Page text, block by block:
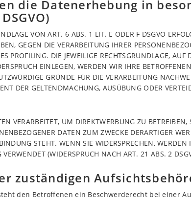
die Datenerhebung in
VON ART. 6 ABS. 1 LIT. E ODER F DSGVO
GEGEN DIE VERARBEITUNG IHRER
PROFILING. DIE JEWEILIGE RECHTSGRUNDLAGE,
EINLEGEN, WERDEN WIR IHRE
GRÜNDE FÜR DIE VERARBEITUNG
DER GELTENDMACHUNG, AUSÜBUNG ODER
VERARBEITET, UM DIREKTWERBUNG ZU
DATEN ZUM ZWECKE DERARTIGER
STEHT. WENN SIE WIDERSPRECHEN,
(WIDERSPRUCH NACH ART. 21 ABS. 2
zuständigen
den Betroffenen ein Beschwerderecht bei einer